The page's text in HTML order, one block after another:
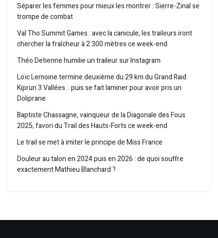
Séparer les femmes pour mieux les montrer : Sierre-Zinal se
trompe de combat
Val Tho Summit Games : avec la canicule, les traileurs iront
chercher la fraîcheur à 2 300 mètres ce week-end
Théo Detienne humilie un traileur sur Instagram
Loïc Lemoine termine deuxième du 29 km du Grand Raid
Kiprun 3 Vallées… puis se fait laminer pour avoir pris un
Doliprane
Baptiste Chassagne, vainqueur de la Diagonale des Fous
2025, favori du Trail des Hauts-Forts ce week-end
Le trail se met à imiter le principe de Miss France
Douleur au talon en 2024 puis en 2026 : de quoi souffre
exactement Mathieu Blanchard ?